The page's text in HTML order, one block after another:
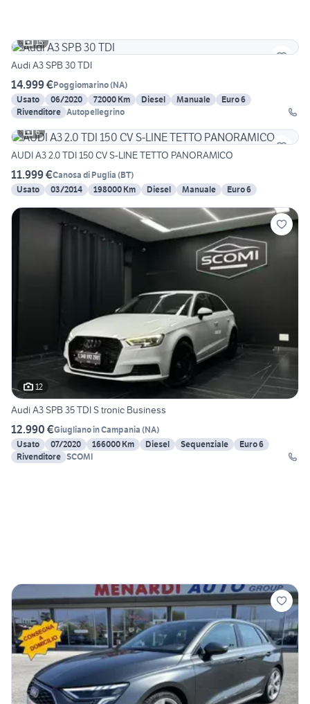
15
Audi A3 SPB 30 TDI
14.999 €Poggiomarino(NA)
Usato
06/2020 72000 Km Diesel Manuale
Euro 6
Rivenditore Autopellegrino
6
AUDI A3 2.0 TDI 150 CV S-LINE TETTO PANORAMICO
11.999 €Canosa di Puglia (BT)
Usato
03/2014 198000 Km Diesel Manuale Euro 6
12
Audi A3 SPB 35 TDI S tronic Business
12.990 €Giugliano in Campania (NA)
Usato
07/2020 166000 Km Diesel Sequenziale
Euro 6
Rivenditore SCOMI